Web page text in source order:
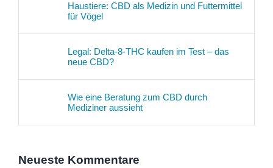
Haustiere: CBD als Medizin und Futtermittel
für Vögel
Legal: Delta-8-THC kaufen im Test – das
neue CBD?
Wie eine Beratung zum CBD durch
Mediziner aussieht
Neueste Kommentare